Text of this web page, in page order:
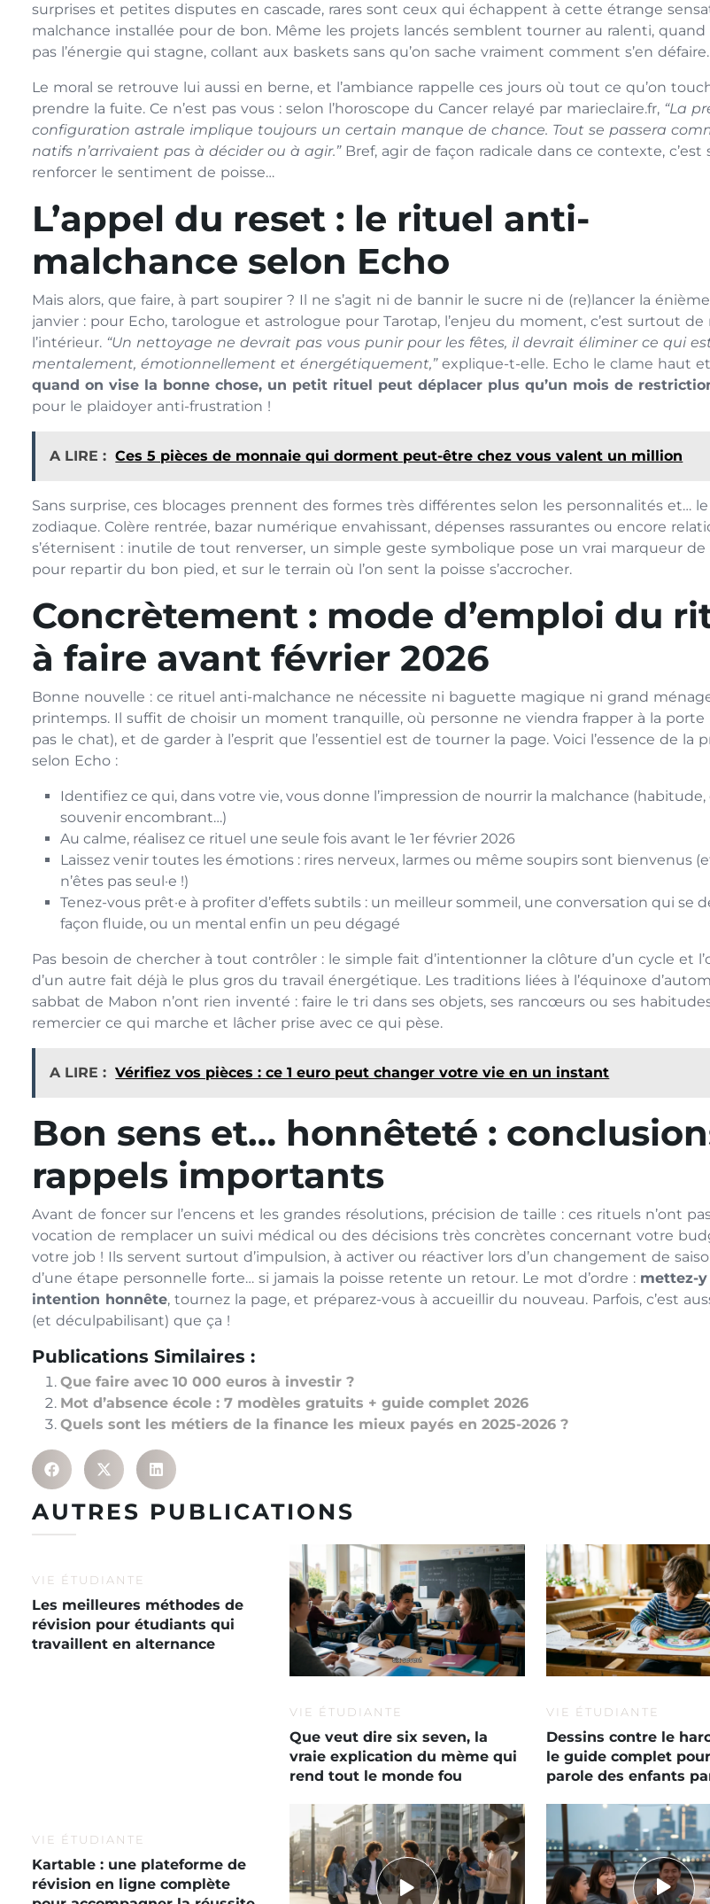
surprises et petites disputes en cascade, rares sont ceux qui échappent à cette étrange
malchance installée pour de bon. Même les projets lancés semblent tourner au ralenti, quand
pas l’énergie qui stagne, collant aux baskets sans qu’on sache vraiment comment s’en défaire.
Le moral se retrouve lui aussi en berne, et l’ambiance rappelle ces jours où tout ce qu’on
prendre la fuite. Ce n’est pas vous : selon l’horoscope du Cancer relayé par marieclaire.fr, “La
configuration astrale implique toujours un certain manque de chance. Tout se passera
natifs n’arrivaient pas à décider ou à agir.”Bref, agir de façon radicale dans ce contexte, c’est
renforcer le sentiment de poisse…
L’appel du reset : le rituel anti-
malchance selon Echo
Mais alors, que faire, à part soupirer ? Il ne s’agit ni de bannir le sucre ni de (re)lancer la
janvier : pour Echo, tarologue et astrologue pour Tarotap, l’enjeu du moment, c’est surtout
l’intérieur. “Un nettoyage ne devrait pas vous punir pour les fêtes, il devrait éliminer ce qui
mentalement, émotionnellement et énergétiquement,”explique-t-elle. Echo le clame haut
quand on vise la bonne chose, un petit rituel peut déplacer plus qu’un mois de
pour le plaidoyer anti-frustration !
A LIRE : Ces 5 pièces de monnaie qui dorment peut-être chez vous valent un million
Sans surprise, ces blocages prennent des formes très différentes selon les personnalités et…
zodiaque. Colère rentrée, bazar numérique envahissant, dépenses rassurantes ou encore
s’éternisent : inutile de tout renverser, un simple geste symbolique pose un vrai marqueur de
pour repartir du bon pied, et sur le terrain où l’on sent la poisse s’accrocher.
Concrètement : mode d’emploi du
à faire avant février 2026
Bonne nouvelle : ce rituel anti-malchance ne nécessite ni baguette magique ni grand
printemps. Il suffit de choisir un moment tranquille, où personne ne viendra frapper à la porte
pas le chat), et de garder à l’esprit que l’essentiel est de tourner la page. Voici l’essence de la
selon Echo :
Identifiez ce qui, dans votre vie, vous donne l’impression de nourrir la malchance (habitude,
souvenir encombrant…)
Au calme, réalisez ce rituel une seule fois avant le 1er février 2026
Laissez venir toutes les émotions : rires nerveux, larmes ou même soupirs sont bienvenus
n’êtes pas seul·e !)
Tenez-vous prêt·e à profiter d’effets subtils : un meilleur sommeil, une conversation qui se
façon fluide, ou un mental enfin un peu dégagé
Pas besoin de chercher à tout contrôler : le simple fait d’intentionner la clôture d’un cycle et
d’un autre fait déjà le plus gros du travail énergétique. Les traditions liées à l’équinoxe
sabbat de Mabon n’ont rien inventé : faire le tri dans ses objets, ses rancœurs ou ses
remercier ce qui marche et lâcher prise avec ce qui pèse.
A LIRE : Vérifiez vos pièces : ce 1 euro peut changer votre vie en un instant
Bon sens et… honnêteté :
rappels importants
Avant de foncer sur l’encens et les grandes résolutions, précision de taille : ces rituels n’ont
vocation de remplacer un suivi médical ou des décisions très concrètes concernant votre
votre job ! Ils servent surtout d’impulsion, à activer ou réactiver lors d’un changement de
d’une étape personnelle forte… si jamais la poisse retente un retour. Le mot d’ordre : mettez-
intention honnête, tournez la page, et préparez-vous à accueillir du nouveau. Parfois, c’est
(et déculpabilisant) que ça !
Publications Similaires :
Que faire avec 10 000 euros à investir ?
Mot d’absence école : 7 modèles gratuits + guide complet 2026
Quels sont les métiers de la finance les mieux payés en 2025-2026 ?
AUTRES PUBLICATIONS
VIE ÉTUDIANTE
Les meilleures méthodes de
révision pour étudiants qui
travaillent en alternance
VIE ÉTUDIANTE
Que veut dire six seven, la
vraie explication du mème qui
rend tout le monde fou
VIE ÉTUDIANTE
Dessins contre le
le guide complet
parole des enfants
VIE ÉTUDIANTE
Kartable : une plateforme de
révision en ligne complète